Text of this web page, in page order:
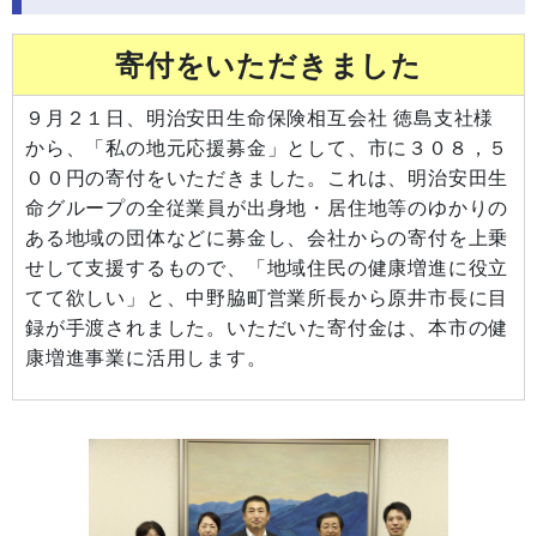
寄付をいただきました
９月２１日、明治安田生命保険相互会社 徳島支社様
から、「私の地元応援募金」として、市に３０８，５
００円の寄付をいただきました。これは、明治安田生
命グループの全従業員が出身地・居住地等のゆかりの
ある地域の団体などに募金し、会社からの寄付を上乗
せして支援するもので、「地域住民の健康増進に役立
てて欲しい」と、中野脇町営業所長から原井市長に目
録が手渡されました。いただいた寄付金は、本市の健
康増進事業に活用します。